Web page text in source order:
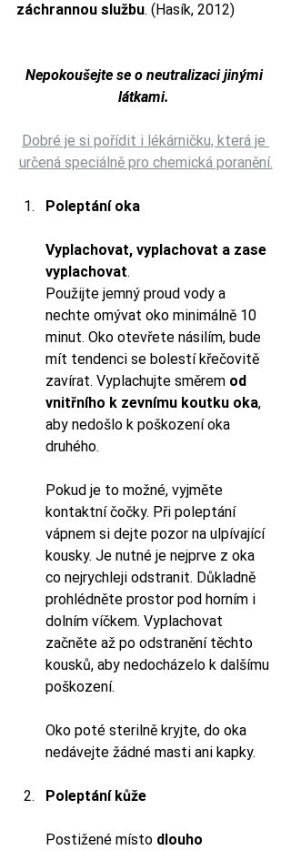
záchrannou službu. (Hasík, 2012)
Nepokoušejte se o neutralizaci jinými
látkami.
Dobré je si pořídit i lékárničku, která je
určená speciálně pro chemická poranění.
Poleptání oka
Vyplachovat, vyplachovat a zase
vyplachovat.
Použijte jemný proud vody a
nechte omývat oko minimálně 10
minut. Oko otevřete násilím, bude
mít tendenci se bolestí křečovitě
zavírat. Vyplachujte směrem od
vnitřního k zevnímu koutku oka,
aby nedošlo k poškození oka
druhého.
Pokud je to možné, vyjměte
kontaktní čočky. Při poleptání
vápnem si dejte pozor na ulpívající
kousky. Je nutné je nejprve z oka
co nejrychleji odstranit. Důkladně
prohlédněte prostor pod horním i
dolním víčkem. Vyplachovat
začněte až po odstranění těchto
kousků, aby nedocházelo k dalšímu
poškození.
Oko poté sterilně kryjte, do oka
nedávejte žádné masti ani kapky.
Poleptání kůže
Postižené místo dlouho